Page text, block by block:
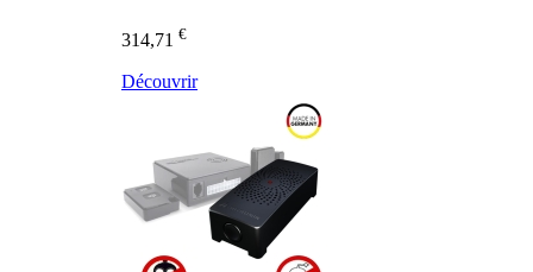
314,71 €
Découvrir